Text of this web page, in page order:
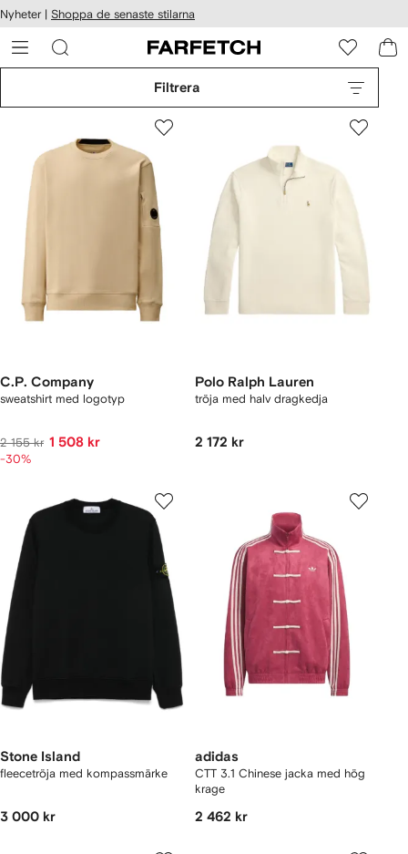
till
Nyheter | Shoppa de senaste stilarna
Filtrera
C.P. Company
sweatshirt med logotyp
2 155 kr 1 508 kr
-30%
Polo Ralph Lauren
tröja med halv dragkedja
2 172 kr
Stone Island
fleecetröja med kompassmärke
3 000 kr
adidas
CTT 3.1 Chinese jacka med hög
krage
2 462 kr